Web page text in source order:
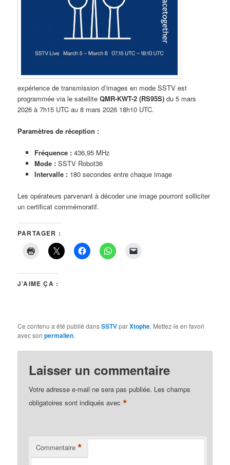
expérience de transmission d’images en mode SSTV est
programmée via le satelliteQMR-KWT-2 (RS95S) du 5 mars
2026 à 7h15 UTC au 8 mars 2026 18h10 UTC.
Paramètres de réception :
Fréquence :436,95 MHz
Mode :SSTV Robot36
Intervalle :180 secondes entre chaque image
Les opérateurs parvenant à décoder une image pourront solliciter
un certificat commémoratif.
PARTAGER :
J’AIME ÇA :
Ce contenu a été publié dansSSTVparXtophe. Mettez-le en favori
avec sonpermalien.
Laisser un commentaire
Votre adresse e-mail ne sera pas publiée. Les champs
obligatoires sont indiqués avec*
Commentaire *